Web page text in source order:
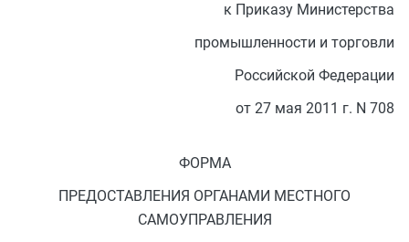
к Приказу Министерства
промышленности и торговли
Российской Федерации
от 27 мая 2011 г. N 708
ФОРМА
ПРЕДОСТАВЛЕНИЯ ОРГАНАМИ МЕСТНОГО
САМОУПРАВЛЕНИЯ